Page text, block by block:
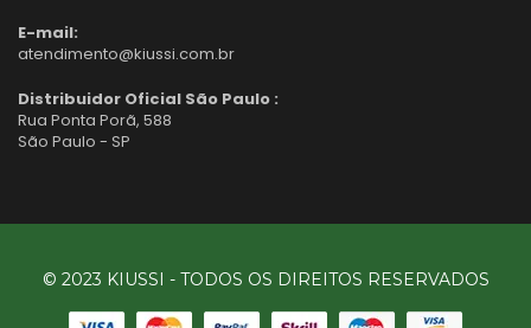
E-mail:
atendimento@kiussi.com.br
Distribuidor Oficial São Paulo :
Rua Ponta Porã, 588
São Paulo - SP
© 2023 KIUSSI - TODOS OS DIREITOS RESERVADOS